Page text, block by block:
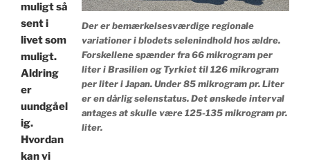
Der er bemærkelsesværdige regionale
variationer i blodets selenindhold hos ældre.
Forskellene spænder fra 66 mikrogram per
liter i Brasilien og Tyrkiet til 126 mikrogram
per liter i Japan. Under 85 mikrogram pr. Liter
er en dårlig selenstatus. Det ønskede interval
antages at skulle være 125-135 mikrogram pr.
liter.
muligt så
sent i
livet som
muligt.
Aldring
er
uundgåel
ig.
Hvordan
kan vi